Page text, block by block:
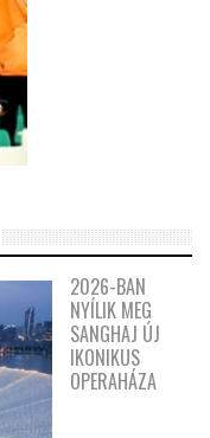
2026-BAN
NYÍLIK MEG
SANGHAJ ÚJ
IKONIKUS
OPERAHÁZA